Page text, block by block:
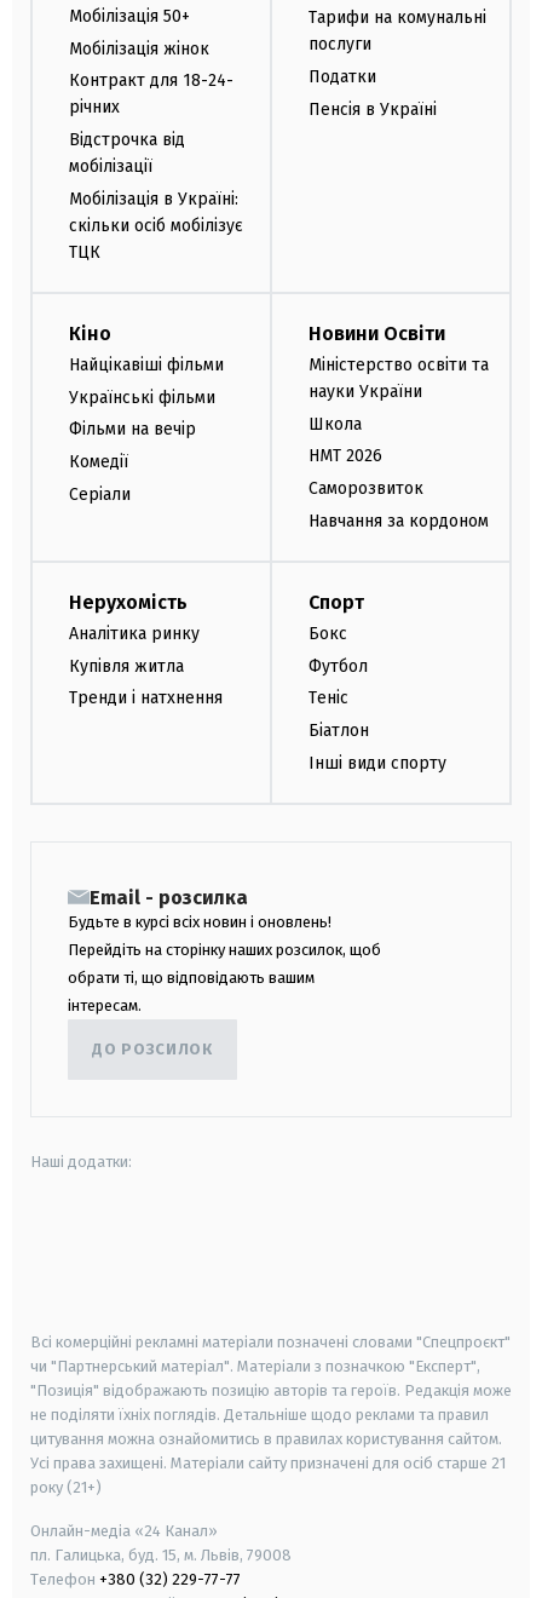
Мобілізація 50+
Мобілізація жінок
Контракт для 18-24-
річних
Відстрочка від
мобілізації
Мобілізація в Україні:
скільки осіб мобілізує
ТЦК
Тарифи на комунальні
послуги
Податки
Пенсія в Україні
Кіно
Найцікавіші фільми
Українські фільми
Фільми на вечір
Комедії
Серіали
Новини Освіти
Міністерство освіти та
науки України
Школа
НМТ 2026
Саморозвиток
Навчання за кордоном
Нерухомість
Аналітика ринку
Купівля житла
Тренди і натхнення
Спорт
Бокс
Футбол
Теніс
Біатлон
Інші види спорту
Email - розсилка
Будьте в курсі всіх новин і оновлень!
Перейдіть на сторінку наших розсилок, щоб
обрати ті, що відповідають вашим
інтересам.
ДО РОЗСИЛОК
Наші додатки:
Всі комерційні рекламні матеріали позначені словами "Спецпроєкт"
чи "Партнерський матеріал". Матеріали з позначкою "Експерт",
"Позиція" відображають позицію авторів та героїв. Редакція може
не поділяти їхніх поглядів. Детальніше щодо реклами та правил
цитування можна ознайомитись в правилах користування сайтом.
Усі права захищені. Матеріали сайту призначені для осіб старше 21
року (21+)
Онлайн-медіа «24 Канал»
пл. Галицька, буд. 15, м. Львів, 79008
Телефон +380 (32) 229-77-77